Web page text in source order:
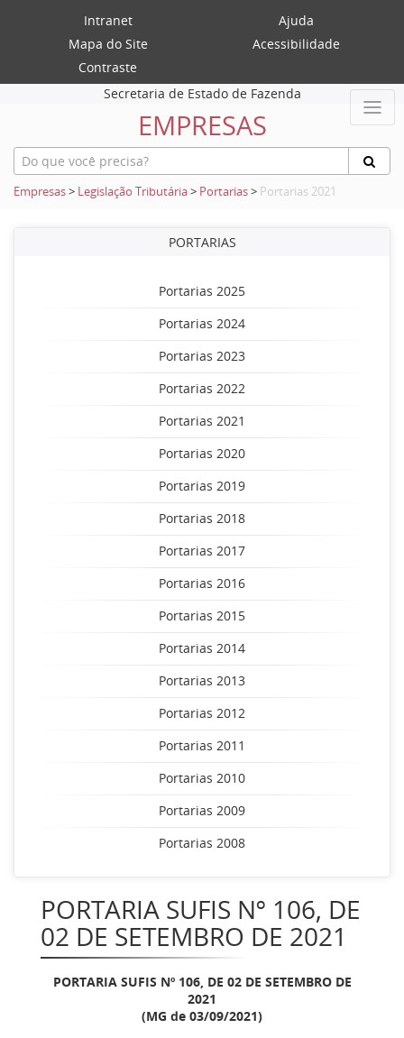
Intranet
Ajuda
Mapa do Site
Acessibilidade
Contraste
Secretaria de Estado de Fazenda
EMPRESAS
Empresas> Legislação Tributária> Portarias> Portarias 2021
PORTARIAS
Portarias 2025
Portarias 2024
Portarias 2023
Portarias 2022
Portarias 2021
Portarias 2020
Portarias 2019
Portarias 2018
Portarias 2017
Portarias 2016
Portarias 2015
Portarias 2014
Portarias 2013
Portarias 2012
Portarias 2011
Portarias 2010
Portarias 2009
Portarias 2008
PORTARIA SUFIS Nº 106, DE
02 DE SETEMBRO DE 2021
PORTARIA SUFIS Nº 106, DE 02 DE SETEMBRO DE
2021
(MG de 03/09/2021)